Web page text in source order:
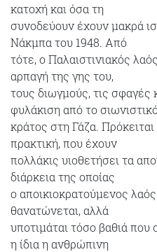
κατοχή και όσα τη
συνοδεύουν έχουν μακρά
Νάκμπα του 1948. Από
τότε, ο Παλαιστινιακός
αρπαγή της γης του,
τους διωγμούς, τις σφαγές
φυλάκιση από το
κράτος στη Γάζα.
πρακτική, που έχουν
πολλάκις υιοθετήσει τα
διάρκεια της οποίας
ο αποικιοκρατούμενος
θανατώνεται, αλλά
υποτιμάται τόσο βαθιά που
η ίδια η ανθρώπινη